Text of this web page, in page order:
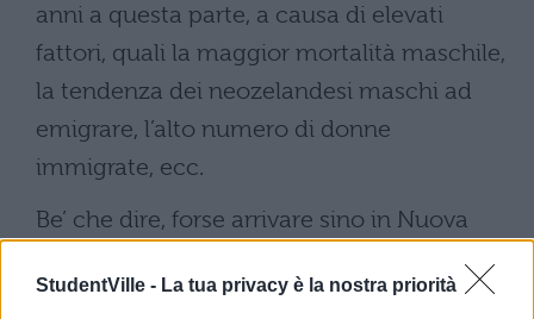
StudentVille - La tua privacy è la nostra priorità
anni a questa parte, a causa di elevati
fattori, quali la maggior mortalità maschile,
la tendenza dei neozelandesi maschi ad
emigrare, l’alto numero di donne
immigrate, ecc.
Be’ che dire, forse arrivare sino in Nuova
Zelanda è un po’ esagerato, ma chissà, se
l’Ente del Turismo sovvenzionasse anche